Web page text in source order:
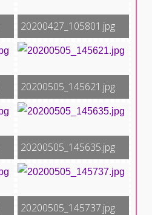
20200427_105801.jpg
20200505_145621.jpg
20200505_145635.jpg
20200505_145737.jpg